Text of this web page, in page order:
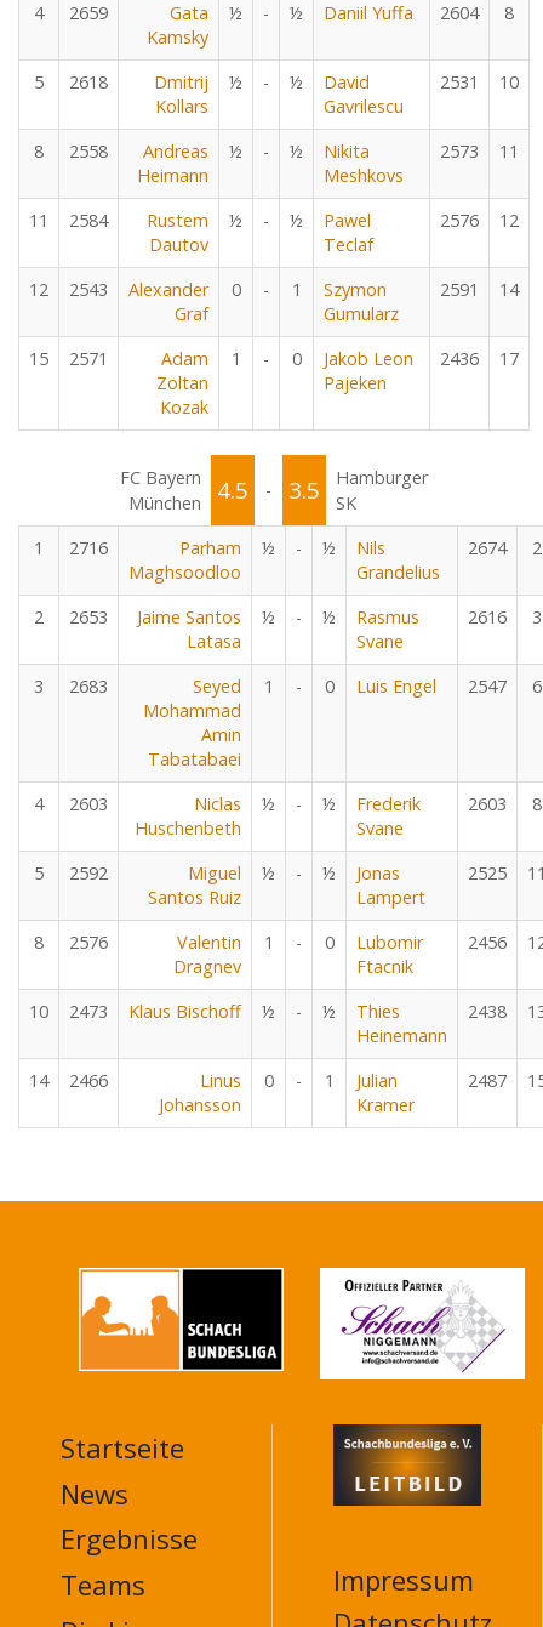
4 2659
Gata
Kamsky
½ - ½ Daniil Yuffa 2604 8
5 2618
Dmitrij
Kollars
½ - ½
David
Gavrilescu
2531 10
8 2558
Andreas
Heimann
½ - ½
Nikita
Meshkovs
2573 11
11 2584
Rustem
Dautov
½ - ½
Pawel
Teclaf
2576 12
12 2543
Alexander
Graf
0 - 1
Szymon
Gumularz
2591 14
15 2571
Adam
Zoltan
Kozak
1 - 0
Jakob Leon
Pajeken
2436 17
FC Bayern
München
4.5 - 3.5
Hamburger
SK
1
2716
Parham
Maghsoodloo
½ - ½
Nils
Grandelius
2674 2
2 2653
Jaime Santos
Latasa
½ - ½
Rasmus
Svane
2616 3
3 2683
Seyed
Mohammad
Amin
Tabatabaei
1 - 0 Luis Engel 2547 6
4 2603
Niclas
Huschenbeth
½ - ½
Frederik
Svane
2603 8
5 2592
Miguel
Santos Ruiz
½ - ½
Jonas
Lampert
2525
8 2576
Valentin
Dragnev
1 - 0
Lubomir
Ftacnik
2456
10 2473 Klaus Bischoff ½ - ½
Thies
Heinemann
2438
14 2466
Linus
Johansson
0 - 1
Julian
Kramer
2487
MAIN
NAVIGATION
FOOTER
Startseite
News
Ergebnisse
Teams
Impressum